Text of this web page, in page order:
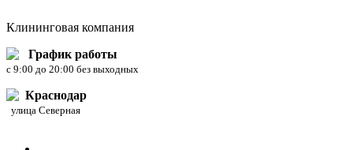
Клининговая компания
График работы
c 9:00 до 20:00 без выходных
Краснодар
улица Северная